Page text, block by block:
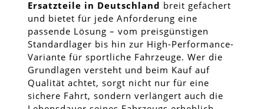
Ersatzteile in Deutschland breit gefächert
und bietet für jede Anforderung eine
passende Lösung – vom preisgünstigen
Standardlager bis hin zur High-Performance-
Variante für sportliche Fahrzeuge. Wer die
Grundlagen versteht und beim Kauf auf
Qualität achtet, sorgt nicht nur für eine
sichere Fahrt, sondern verlängert auch die